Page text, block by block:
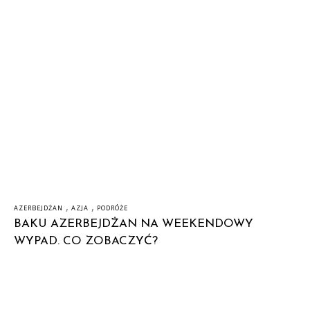
AZERBEJDŻAN , AZJA , PODRÓŻE
BAKU AZERBEJDŻAN NA WEEKENDOWY
WYPAD. CO ZOBACZYĆ?